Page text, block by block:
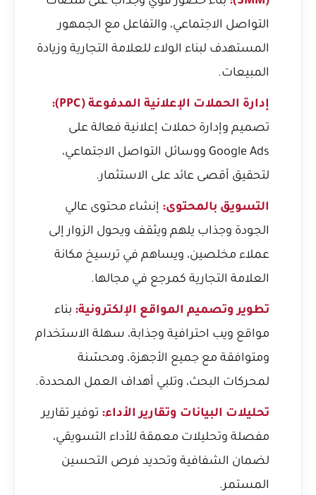
التواصل الاجتماعي، والتفاعل مع الجمهور
المستهدف لبناء الولاء للعلامة التجارية وزيادة
المبيعات.
إدارة الحملات الإعلانية المدفوعة (PPC):
تصميم وإدارة حملات إعلانية فعالة على
Google Ads ووسائل التواصل الاجتماعي،
لتحقيق أقصى عائد على الاستثمار.
التسويق بالمحتوى: إنشاء محتوى عالي
الجودة وجذاب يلهم ويثقف ويحول الزوار إلى
عملاء مخلصين، ويساهم في ترسيخ مكانة
العلامة التجارية كمرجع في مجالها.
تطوير وتصميم المواقع الإلكترونية: بناء
مواقع ويب احترافية وجذابة، سهلة الاستخدام
ومتوافقة مع جميع الأجهزة، ومحسّنة
لمحركات البحث، وتلبي أهداف العمل المحددة.
تحليلات البيانات وتقارير الأداء: توفير تقارير
مفصلة وتحليلات معمقة للأداء التسويقي،
لضمان الشفافية وتحديد فرص التحسين
المستمر.